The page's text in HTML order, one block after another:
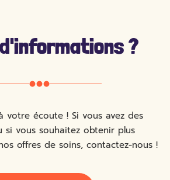
?
votre écoute ! Si vous avez des
si vous souhaitez obtenir plus
offres de soins, contactez-nous !